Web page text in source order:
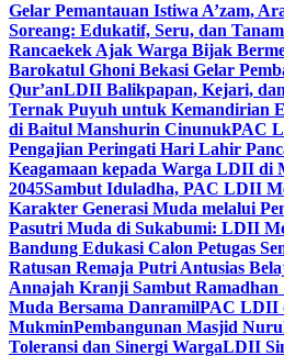
Gelar Pemantauan Istiwa A’zam,
Soreang: Edukatif, Seru, dan
Rancaekek Ajak Warga Bijak
Barokatul Ghoni Bekasi Gelar
Qur’anLDII Balikpapan, Kejari, dan
Ternak Puyuh untuk Kemandirian
di Baitul Manshurin CinunukPAC
Pengajian Peringati Hari Lahir
Keagamaan kepada Warga LDII di
2045Sambut Iduladha, PAC LDII
Karakter Generasi Muda melalui
Pasutri Muda di Sukabumi: LDII
Bandung Edukasi Calon Petugas
Ratusan Remaja Putri Antusias
Annajah Kranji Sambut Ramadhan
Muda Bersama DanramilPAC LDII
MukminPembangunan Masjid
Toleransi dan Sinergi WargaLDII